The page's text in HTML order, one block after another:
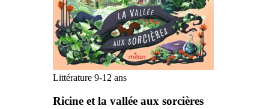
Littérature 9-12 ans
Ricine et la vallée aux sorcières